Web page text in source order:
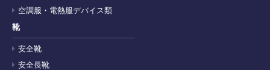
空調服・電熱服デバイス類
靴
安全靴
安全長靴